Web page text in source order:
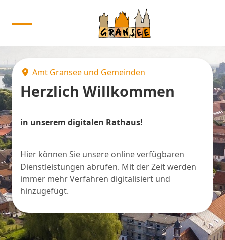
Amt Gransee und Gemeinden
Herzlich Willkommen
in unserem digitalen Rathaus!
Hier können Sie unsere online verfügbaren
Dienstleistungen abrufen. Mit der Zeit werden
immer mehr Verfahren digitalisiert und
hinzugefügt.